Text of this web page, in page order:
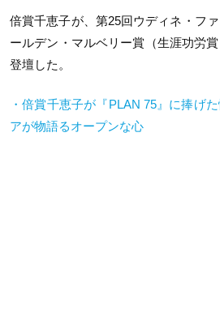
倍賞千恵子が、第25回ウディネ・フ
ールデン・マルベリー賞（生涯功労
登壇した。
・倍賞千恵子が『PLAN 75』に捧げ
アが物語るオープンな心